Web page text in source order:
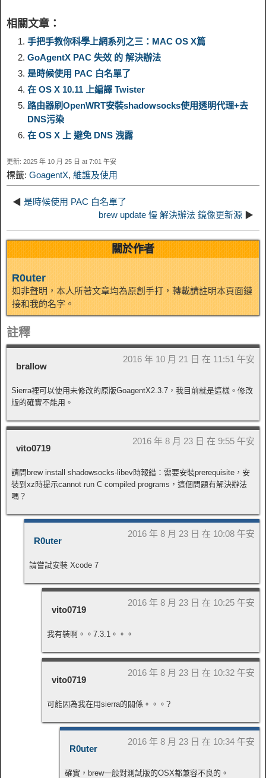
y
L
i
n
g
r
b
n
k
e
d
I
a
r
e
相關文章：
手把手教你科學上網系列之三：MAC OS X篇
GoAgentX PAC 失效 的 解決辦法
是時候使用 PAC 白名單了
在 OS X 10.11 上編譯 Twister
路由器刷OpenWRT安裝shadowsocks使用透明代理+去
DNS污染
在 OS X 上 避免 DNS 洩露
更新: 2025 年 10 月 25 日 at 7:01 午安
標籤: GoagentX, 維護及使用
◀ 是時候使用 PAC 白名單了
brew update 慢 解決辦法 鏡像更新源 ▶
關於作者
R0uter
如非聲明，本人所著文章均為原創手打，轉載請註明本頁面鏈
接和我的名字。
註釋
brallow
2016 年 10 月 21 日 在 11:51 午安
Sierra裡可以使用未修改的原版GoagentX2.3.7，我目前就是這樣。修改
版的確實不能用。
vito0719
2016 年 8 月 23 日 在 9:55 午安
請問brew install shadowsocks-libev時報錯：需要安裝prerequisite，安
裝到xz時提示cannot run C compiled programs，這個問題有解決辦法
嗎？
R0uter
2016 年 8 月 23 日 在 10:08 午安
請嘗試安裝 Xcode 7
vito0719
2016 年 8 月 23 日 在 10:25 午安
我有裝啊。。7.3.1。。。
vito0719
2016 年 8 月 23 日 在 10:32 午安
可能因為我在用sierra的關係。。。?
R0uter
2016 年 8 月 23 日 在 10:34 午安
確實，brew一般對測試版的OSX都兼容不良的。